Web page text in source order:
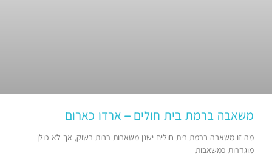
משאבה ברמת בית חולים – ארדו כארום
מה זו משאבה ברמת בית חולים ישנן משאבות רבות בשוק, אך לא כולן
מוגדרות כמשאבות